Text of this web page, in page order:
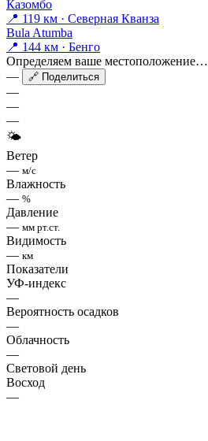
Казомбо
📍 119 км · Северная Кванза
Bula Atumba
📍 144 км · Бенго
Определяем ваше местоположение…
—
🔗 Поделиться
—
—
—
🌤
Ветер
— м/с
Влажность
— %
Давление
— мм рт.ст.
Видимость
— км
Показатели
УФ-индекс
—
Вероятность осадков
—
Облачность
—
Световой день
Восход
—